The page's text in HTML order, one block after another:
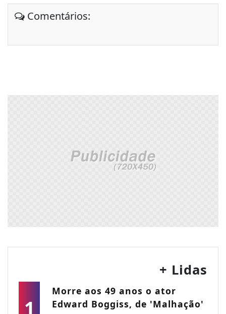
Comentários:
+ Lidas
1
Morre aos 49 anos o ator
Edward Boggiss, de 'Malhação'